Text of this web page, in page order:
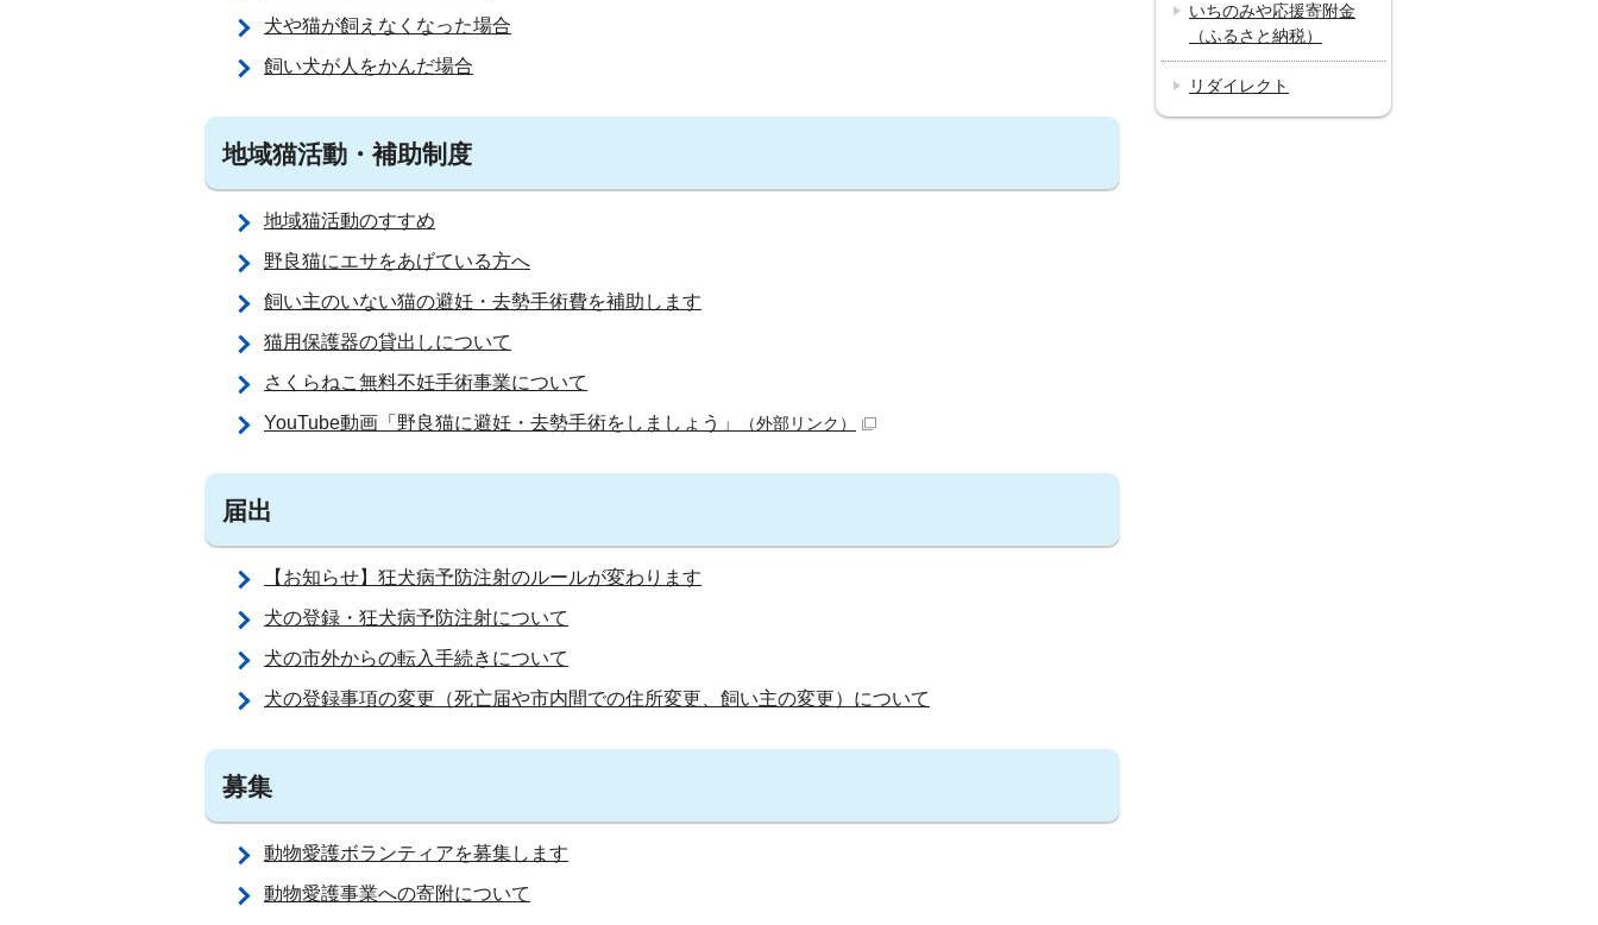
犬や猫が飼えなくなった場合
飼い犬が人をかんだ場合
地域猫活動・補助制度
地域猫活動のすすめ
野良猫にエサをあげている方へ
飼い主のいない猫の避妊・去勢手術費を補助します
猫用保護器の貸出しについて
さくらねこ無料不妊手術事業について
YouTube動画「野良猫に避妊・去勢手術をしましょう」
（外部リンク）
届出
【お知らせ】狂犬病予防注射のルールが変わります
犬の登録・狂犬病予防注射について
犬の市外からの転入手続きについて
犬の登録事項の変更（死亡届や市内間での住所変更、飼い主の変更）について
募集
動物愛護ボランティアを募集します
動物愛護事業への寄附について
いちのみや応援寄附金
（ふるさと納税）
リダイレクト